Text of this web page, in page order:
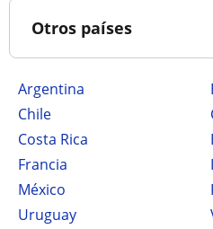
Otros países
Argentina
Chile
Costa Rica
Francia
México
Uruguay